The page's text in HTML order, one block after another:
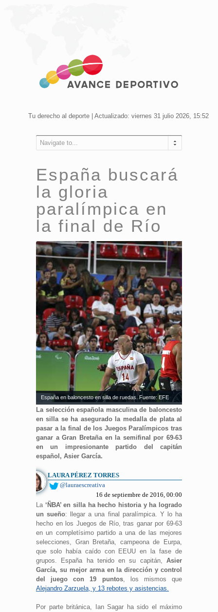
Tu derecho al deporte | Actualizado: viernes 31 julio 2026, 15:52
Navigate to...
España buscará
la gloria
paralímpica en
la final de Río
España en baloncesto en silla de ruedas. Fuente: EFE
La selección española masculina de baloncesto
en silla se ha asegurado la medalla de plata al
pasar a la final de los Juegos Paralímpicos tras
ganar a Gran Bretaña en la semifinal por 69-63
en un impresionante partido del capitán
español, Asier García.
LAURA PÉREZ TORRES
@lauraescreativa
16 de septiembre de 2016, 00:00
La‘ÑBA’ en silla ha hecho historia y ha logrado
un sueño: llegar a una final paralímpica. Y lo ha
hecho en los Juegos de Río, tras ganar por 69-63
en un completísimo partido a una de las mejores
selecciones, Gran Bretaña, campeona de Eurpa,
que solo había caído con EEUU en la fase de
grupos. España ha tenido en su capitán, Asier
García, su mejor arma en la dirección y control
del juego con 19 puntos, los mismos que
Alejandro Zarzuela, y 13 rebotes y asistencias.
Por parte británica, Ian Sagar ha sido el máximo